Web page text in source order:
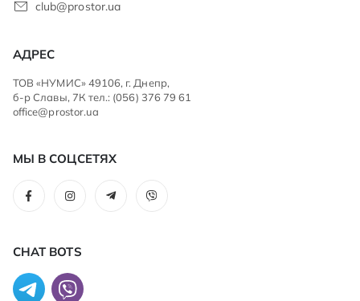
club@prostor.ua
АДРЕС
ТОВ «НУМИС» 49106, г. Днепр,
б-р Славы, 7К тел.: (056) 376 79 61
office@prostor.ua
МЫ В СОЦСЕТЯХ
CHAT BOTS